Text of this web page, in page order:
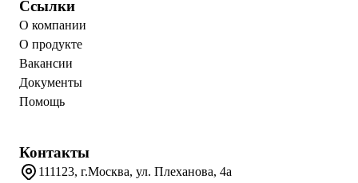
Ссылки
О компании
О продукте
Вакансии
Документы
Помощь
Контакты
111123, г.Москва, ул. Плеханова, 4а